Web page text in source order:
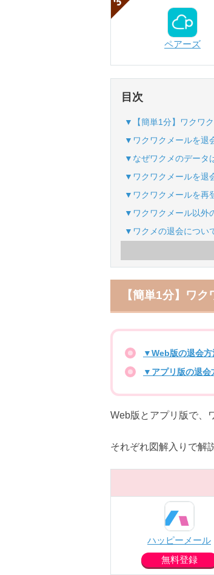
ペアーズ
目次
▼【簡単1分】ワクワ
▼ワクワクメールを退
▼なぜワクメのデータ
▼ワクワクメールを退
▼ワクワクメールを再
▼ワクワクメール以外
▼ワクメの退会につい
【簡単1分】ワ
▼Web版の退会方
▼アプリ版の退会
Web版とアプリ版で、
それぞれ図解入りで解
ハッピーメール
無料登録